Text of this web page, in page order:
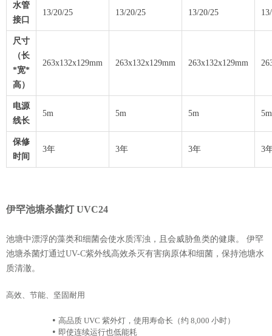
水管
接口
13/20/25 13/20/25 13/20/25
尺寸
（长
*宽*
高）
263x132x129mm 263x132x129mm 263x132x129mm
电源
线长
5m 5m 5m 5m
保修
时间
3年 3年 3年 3
伊罕池塘杀菌灯 UVC24
池塘中漂浮的藻类和细菌会使水质浑浊，且会威胁鱼类的健康。 伊罕
池塘杀菌灯通过UV-C紫外线高效杀灭有害病原体和细菌，保持池塘水
质清澈。
高效、节能、坚固耐用
• 高品质 UVC 紫外灯，使用寿命长（约 8,000 小时）
• 即使连续运行也低能耗